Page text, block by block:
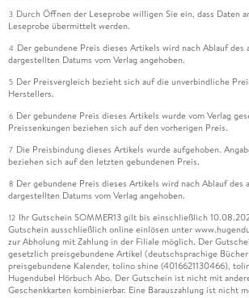
3 Durch Öffnen der Leseprobe willigen Sie ein, dass Daten
Leseprobe übermittelt werden.
4 Der gebundene Preis dieses Artikels wird nach Ablauf
dargestellten Datums vom Verlag angehoben.
5 Der Preisvergleich bezieht sich auf die unverbindliche
Herstellers.
6 Der gebundene Preis dieses Artikels wurde vom Verlag
Preissenkungen beziehen sich auf den vorherigen Preis.
7 Die Preisbindung dieses Artikels wurde aufgehoben.
beziehen sich auf den letzten gebundenen Preis.
8 Der gebundene Preis dieses Artikels wird nach Ablauf des
dargestellten Datums vom Verlag angehoben.
12 Ihr Gutschein SOMMER13 gilt bis einschließlich
Gutschein ausschließlich online einlösen unter
zur Abholung mit Zahlung in der Filiale möglich. Der
gesetzlich preisgebundene Artikel (deutschsprachige
preisgebundene Kalender, tolino shine (4016621130466),
Hugendubel Hörbuch Abo. Der Gutschein ist nicht mit
Geschenkkarten kombinierbar. Eine Barauszahlung ist nicht